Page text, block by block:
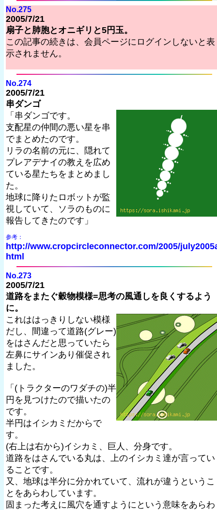
No.275
2005/7/21
扇子と肺胞とオニギリと5円玉。
この記事の続きは、会員ページにログインしないと表
示されません。
No.274
2005/7/21
串ダンゴ
「串ダンゴです。
支配星の仲間の悪い星を串
でまとめたのです。
リラの名前の元に、隠れて
プレアデナイの教えを広め
ている星たちをまとめまし
た。
地球に降りたロボットが監
視していて、ソラのものに
報告してきたのです」
参考：
http://www.cropcircleconnector.com/2005/
html
No.273
2005/7/21
道路をまたぐ穀物模様=思考の風通しを良くするよう
に。
これははっきりしない模様
だし、間違って道路(グレー)
をはさんだと思っていたら
左鼻にサインあり催促され
ました。
「(トラクターのワダチの)半
円を見つけたので描いたの
です。
半円はイシカミだからで
す。
(右上は右から)イシカミ、巨人、分身です。
道路をはさんでいる丸は、上のイシカミ達が言ってい
ることです。
又、地球は半分に分かれていて、流れが違うというこ
とをあらわしています。
固まった考えに風穴を通すようにという意味をあらわ